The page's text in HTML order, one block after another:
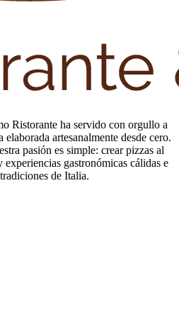
Ristorante ha servido con orgullo a
artesanalmente desde cero.
pasión es simple: crear pizzas al
experiencias gastronómicas cálidas e
de Italia.